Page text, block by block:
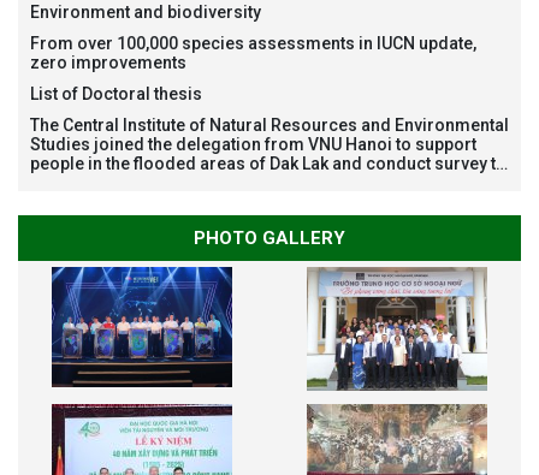
Japan
Environment and biodiversity
From over 100,000 species assessments in IUCN update,
zero improvements
List of Doctoral thesis
The Central Institute of Natural Resources and Environmental
Studies joined the delegation from VNU Hanoi to support
people in the flooded areas of Dak Lak and conduct survey to
PHOTO GALLERY